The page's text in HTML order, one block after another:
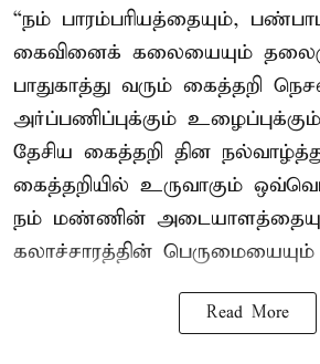
“நம் பாரம்பரியத்தையும்,
கைவினைக் கலையையும்
பாதுகாத்து வரும் கைத்தறி
அர்ப்பணிப்புக்கும்
தேசிய கைத்தறி தின
கைத்தறியில் உருவாகும்
நம் மண்ணின்
கலாச்சாரத்தின் பெருமையையும்
Read More